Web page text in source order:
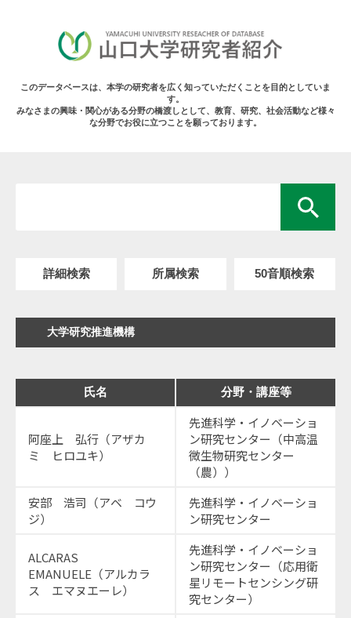
このデータベースは、本学の研究者を広く知っていただくことを目的としていま
す。
みなさまの興味・関心がある分野の橋渡しとして、教育、研究、社会活動など様々
な分野でお役に立つことを願っております。
詳細検索 所属検索 50音順検索
大学研究推進機構
氏名 分野・講座等
阿座上 弘行（アザカ
ミ ヒロユキ）
先進科学・イノベーショ
ン研究センター（中高温
微生物研究センター
（農））
安部 浩司（アベ コウ
ジ）
先進科学・イノベーショ
ン研究センター
ALCARAS
EMANUELE（アルカラ
ス エマヌエーレ）
先進科学・イノベーショ
ン研究センター（応用衛
星リモートセンシング研
究センター）